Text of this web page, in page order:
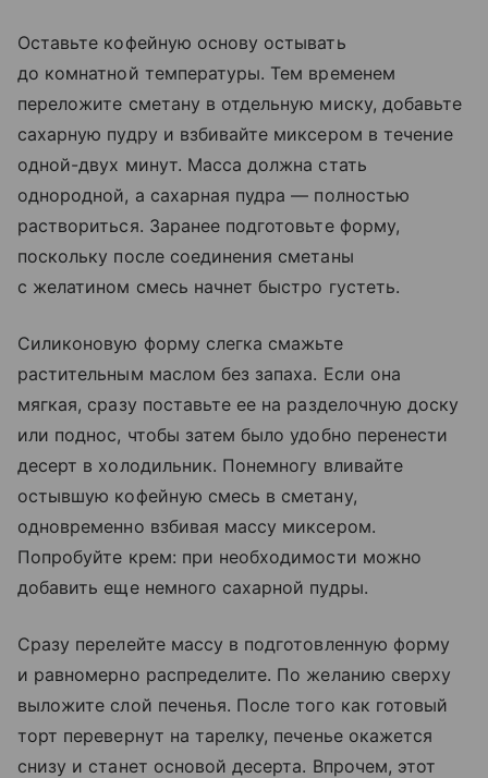
Оставьте кофейную основу остывать
до комнатной температуры. Тем временем
переложите сметану в отдельную миску, добавьте
сахарную пудру и взбивайте миксером в течение
одной-двух минут. Масса должна стать
однородной, а сахарная пудра — полностью
раствориться. Заранее подготовьте форму,
поскольку после соединения сметаны
с желатином смесь начнет быстро густеть.
Силиконовую форму слегка смажьте
растительным маслом без запаха. Если она
мягкая, сразу поставьте ее на разделочную доску
или поднос, чтобы затем было удобно перенести
десерт в холодильник. Понемногу вливайте
остывшую кофейную смесь в сметану,
одновременно взбивая массу миксером.
Попробуйте крем: при необходимости можно
добавить еще немного сахарной пудры.
Сразу перелейте массу в подготовленную форму
и равномерно распределите. По желанию сверху
выложите слой печенья. После того как готовый
торт перевернут на тарелку, печенье окажется
снизу и станет основой десерта. Впрочем, этот